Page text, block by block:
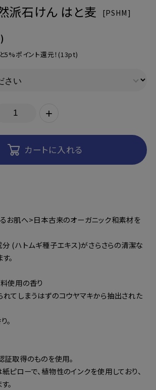
派石けん はと麦 [PSHM]
5%ポイント還元！ (13pt)
+
カートに入れる
お肌へ>日本古来のオーガニック和素材を
(ハトムギ種子エキス)がさらさらの清潔な
。
使用の香り
てしまうはずのコウヤマキから抽出された
。
取得のものを使用。
ピローで、植物性のインクを使用しており、
。